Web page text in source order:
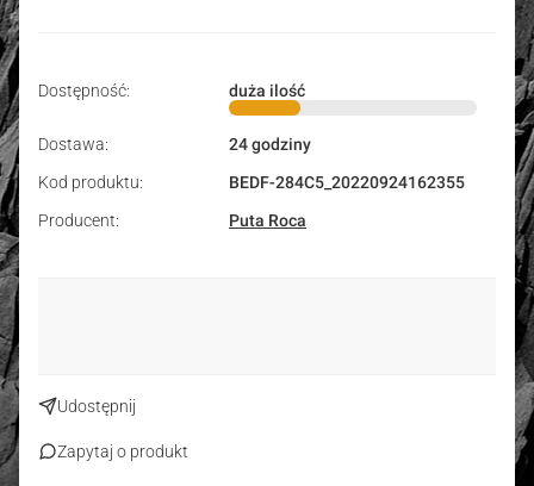
Dostępność: duża ilość
Dostawa:
24 godziny
Kod produktu:
BEDF-284C5_20220924162355
Producent:
Puta Roca
Udostępnij
Zapytaj o produkt